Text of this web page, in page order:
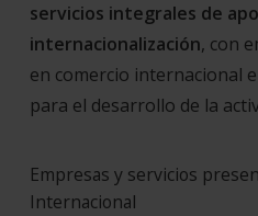
servicios integrales de
internacionalización, con
en comercio internacional
para el desarrollo de la
Empresas y servicios
Internacional